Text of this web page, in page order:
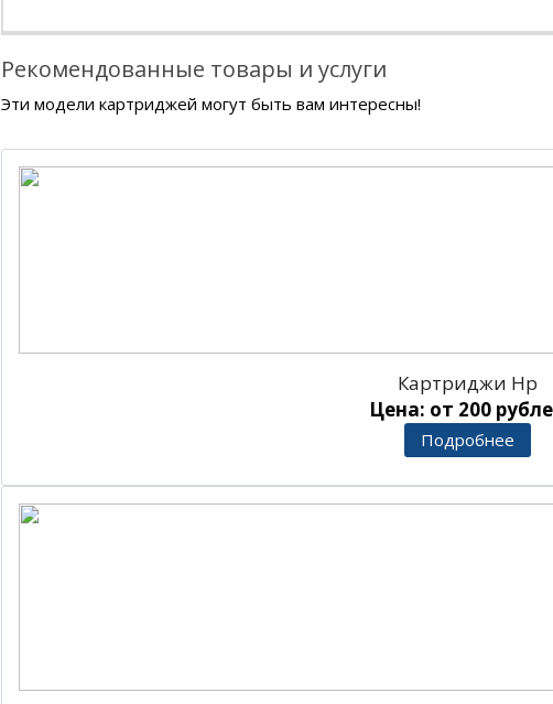
Рекомендованные товары и услуги
Эти модели картриджей могут быть вам интересны!
Картриджи Hp
Цена: от 200
Подробнее